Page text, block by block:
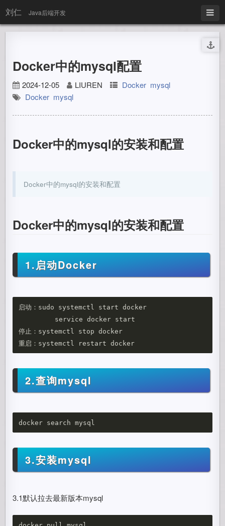
刘仁 Java后端开发
Docker中的mysql配置
2024-12-05 LIUREN Docker mysql
Docker mysql
Docker中的mysql的安装和配置
Docker中的mysql的安装和配置
Docker中的mysql的安装和配置
1.启动Docker
启动：sudo systemctl start docker
停止：systemctl stop docker
2.查询mysql
3.安装mysql
3.1默认拉去最新版本mysql